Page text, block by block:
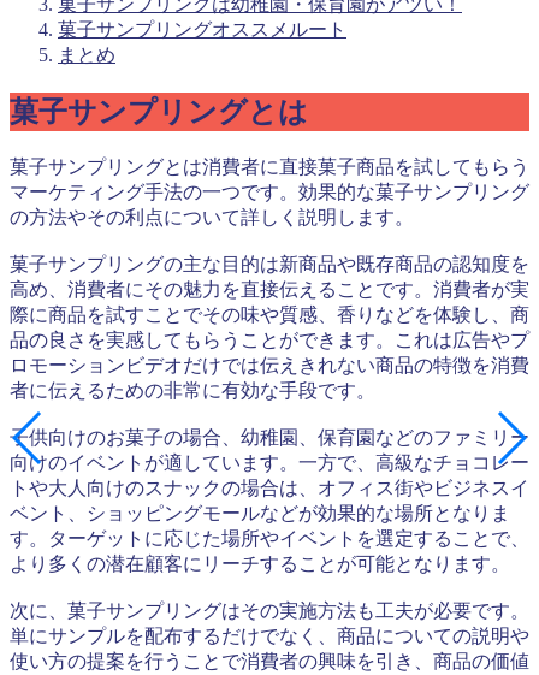
菓子サンプリングは幼稚園・保育園がアツい！
菓子サンプリングオススメルート
まとめ
菓子サンプリングとは
菓子サンプリングとは消費者に直接菓子商品を試してもらう
マーケティング手法の一つです。効果的な菓子サンプリング
の方法やその利点について詳しく説明します。
菓子サンプリングの主な目的は新商品や既存商品の認知度を
高め、消費者にその魅力を直接伝えることです。消費者が実
際に商品を試すことでその味や質感、香りなどを体験し、商
品の良さを実感してもらうことができます。これは広告やプ
ロモーションビデオだけでは伝えきれない商品の特徴を消費
者に伝えるための非常に有効な手段です。
子供向けのお菓子の場合、幼稚園、保育園などのファミリー
向けのイベントが適しています。一方で、高級なチョコレー
トや大人向けのスナックの場合は、オフィス街やビジネスイ
ベント、ショッピングモールなどが効果的な場所となりま
す。ターゲットに応じた場所やイベントを選定することで、
より多くの潜在顧客にリーチすることが可能となります。
次に、菓子サンプリングはその実施方法も工夫が必要です。
単にサンプルを配布するだけでなく、商品についての説明や
使い方の提案を行うことで消費者の興味を引き、商品の価値